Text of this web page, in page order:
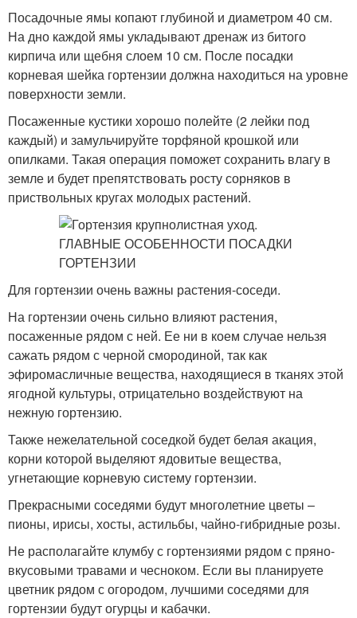
Посадочные ямы копают глубиной и диаметром 40 см.
На дно каждой ямы укладывают дренаж из битого
кирпича или щебня слоем 10 см. После посадки
корневая шейка гортензии должна находиться на уровне
поверхности земли.
Посаженные кустики хорошо полейте (2 лейки под
каждый) и замульчируйте торфяной крошкой или
опилками. Такая операция поможет сохранить влагу в
земле и будет препятствовать росту сорняков в
приствольных кругах молодых растений.
Для гортензии очень важны растения-соседи.
На гортензии очень сильно влияют растения,
посаженные рядом с ней. Ее ни в коем случае нельзя
сажать рядом с черной смородиной, так как
эфиромасличные вещества, находящиеся в тканях этой
ягодной культуры, отрицательно воздействуют на
нежную гортензию.
Также нежелательной соседкой будет белая акация,
корни которой выделяют ядовитые вещества,
угнетающие корневую систему гортензии.
Прекрасными соседями будут многолетние цветы –
пионы, ирисы, хосты, астильбы, чайно-гибридные розы.
Не располагайте клумбу с гортензиями рядом с пряно-
вкусовыми травами и чесноком. Если вы планируете
цветник рядом с огородом, лучшими соседями для
гортензии будут огурцы и кабачки.